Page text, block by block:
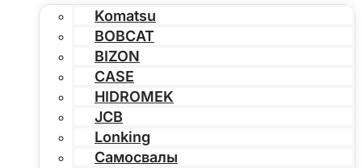
Komatsu
BOBCAT
BIZON
CASE
HIDROMEK
JCB
Lonking
Самосвалы